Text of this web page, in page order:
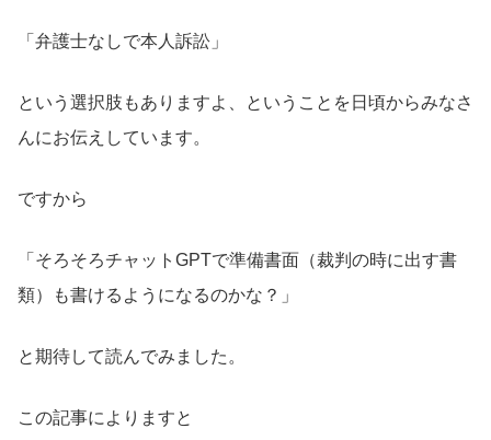
「弁護士なしで本人訴訟」
という選択肢もありますよ、ということを日頃からみなさ
んにお伝えしています。
ですから
「そろそろチャットGPTで準備書面（裁判の時に出す書
類）も書けるようになるのかな？」
と期待して読んでみました。
この記事によりますと